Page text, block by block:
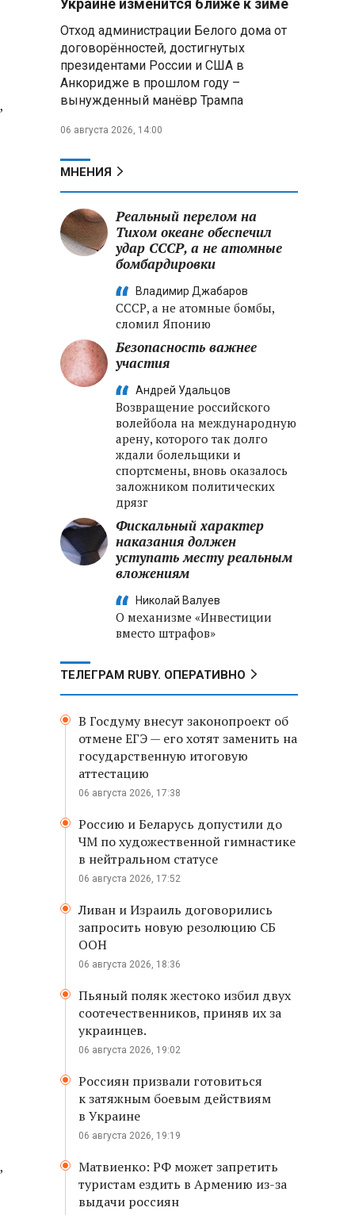
Президент Алжира готовится
к визиту в Беларусь — МИД
Алжира
300 жителей Курской области,
неизвестной
Второй энергоблок БелАЭС
вновь вышел на номинальную
мощность после диагностики
оборудования
Украине изменится ближе к зиме
Отход администрации Белого дома от
договорённостей, достигнутых
президентами России и США в
Анкоридже в прошлом году –
вынужденный манёвр Трампа
06 августа 2026, 14:00
МНЕНИЯ
Реальный перелом на
Тихом океане обеспечил
удар СССР, а не атомные
бомбардировки
Владимир Джабаров
СССР, а не атомные бомбы,
сломил Японию
Безопасность важнее
участия
Андрей Удальцов
Возвращение российского
волейбола на международную
арену, которого так долго
ждали болельщики и
спортсмены, вновь оказалось
заложником политических
дрязг
Фискальный характер
наказания должен
уступать месту реальным
вложениям
Николай Валуев
О механизме «Инвестиции
вместо штрафов»
ТЕЛЕГРАМ RUBY. ОПЕРАТИВНО
В Госдуму внесут законопроект об
отмене ЕГЭ — его хотят заменить на
государственную итоговую
аттестацию
06 августа 2026, 17:38
Россию и Беларусь допустили до
ЧМ по художественной гимнастике
в нейтральном статусе
06 августа 2026, 17:52
Ливан и Израиль договорились
запросить новую резолюцию СБ
ООН
06 августа 2026, 18:36
Пьяный поляк жестоко избил двух
соотечественников, приняв их за
украинцев.
06 августа 2026, 19:02
Россиян призвали готовиться
к затяжным боевым действиям
в Украине
06 августа 2026, 19:19
Матвиенко: РФ может запретить
туристам ездить в Армению из-за
выдачи россиян